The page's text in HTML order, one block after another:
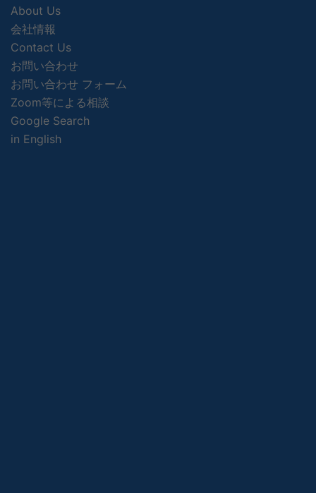
About Us
会社情報
Contact Us
お問い合わせ
お問い合わせ フォーム
Zoom等による相談
Google Search
in English